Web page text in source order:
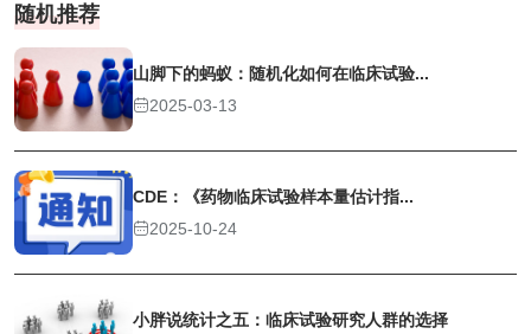
随机推荐
山脚下的蚂蚁：随机化如何在临床试验...
2025-03-13
CDE：《药物临床试验样本量估计指...
2025-10-24
小胖说统计之五：临床试验研究人群的选择